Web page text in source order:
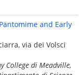
and Early
via dei Volsci
College di Meadville,